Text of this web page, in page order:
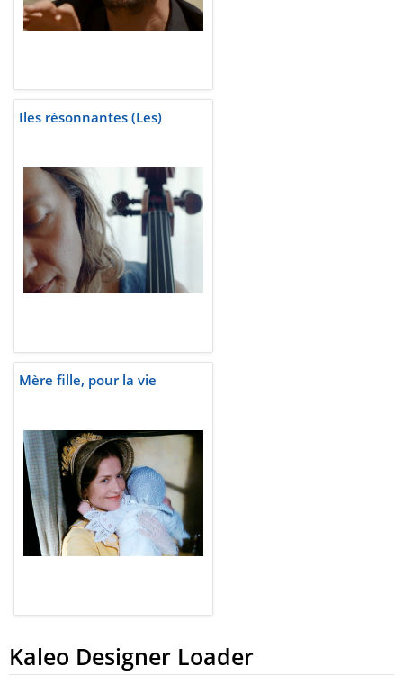
Iles résonnantes (Les)
Mère fille, pour la vie
Kaleo Designer Loader